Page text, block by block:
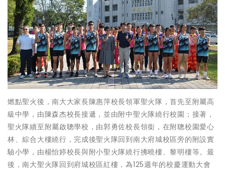
燃點聖火後，南大大家長陳惠萍校長領軍聖火隊，首先至附屬高
級中學，由陳森杰校長接遞，並由附中聖火隊繞行校園；接著，
聖火隊續至附屬啟聰學校，由郭勇佐校長領銜，在附聰校園愛心
林、綜合大樓繞行，完成後聖火隊回到南大府城校區旁的附設實
驗小學，由楊怡婷校長與附小聖火隊繞行拂曉樓、黎明樓等。最
後，南大聖火隊回到府城校區紅樓，為125週年的校慶運動大會